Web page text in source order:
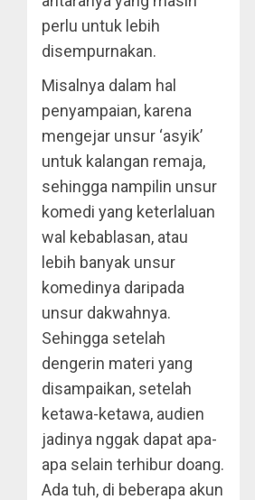
perlu untuk lebih
disempurnakan.
Misalnya dalam hal
penyampaian, karena
mengejar unsur ‘asyik’
untuk kalangan remaja,
sehingga nampilin unsur
komedi yang keterlaluan
wal kebablasan, atau
lebih banyak unsur
komedinya daripada
unsur dakwahnya.
Sehingga setelah
dengerin materi yang
disampaikan, setelah
ketawa-ketawa, audien
jadinya nggak dapat apa-
apa selain terhibur doang.
Ada tuh, di beberapa akun